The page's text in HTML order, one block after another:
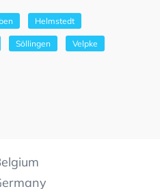
Helmstedt
Söllingen Velpke